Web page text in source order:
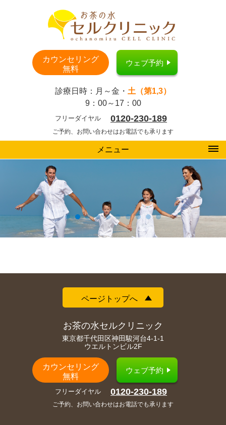
カウンセリング
無料
ウェブ予約
診療日時：月～金・ 土（第1,3）
9：00～17：00
フリーダイヤル 0120-230-189
ご予約、お問い合わせはお電話でも承ります
メニュー
ページトップへ
お茶の水セルクリニック
東京都千代田区神田駿河台4-1-1
ウエルトンビル2F
カウンセリング
無料
ウェブ予約
フリーダイヤル 0120-230-189
ご予約、お問い合わせはお電話でも承ります